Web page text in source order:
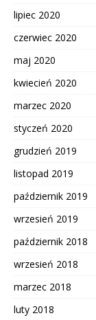
lipiec 2020
czerwiec 2020
maj 2020
kwiecień 2020
marzec 2020
styczeń 2020
grudzień 2019
listopad 2019
październik 2019
wrzesień 2019
październik 2018
wrzesień 2018
marzec 2018
luty 2018